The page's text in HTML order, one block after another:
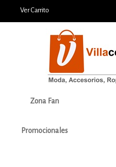
Ver Carrito
Zona Fan
Promocionales